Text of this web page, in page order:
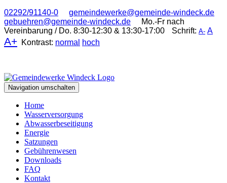
02292/91140-0
gemeindewerke@gemeinde-windeck.de
gebuehren@gemeinde-windeck.de
Mo.-Fr nach
Vereinbarung / Do. 8:30-12:30 & 13:30-17:00
Schrift: A- A
A+ Kontrast: normal hoch
Navigation umschalten
Home
Wasserversorgung
Abwasserbeseitigung
Energie
Satzungen
Gebührenwesen
Downloads
FAQ
Kontakt